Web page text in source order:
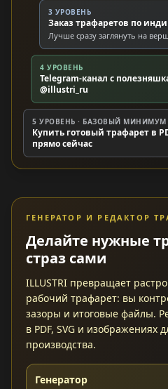
3 УРОВЕНЬ
Заказ трафаретов по
Лучше сразу заглянуть на
4 УРОВЕНЬ
Telegram-канал с
@illustri_ru
5 УРОВЕНЬ · БАЗОВЫЙ МИНИМУМ
Купить готовый трафарет в
прямо сейчас
ГЕНЕРАТОР И РЕДАКТОР
Делайте нужные
страз сами
ILLUSTRI превращает
рабочий трафарет: вы
зазоры и итоговые файлы.
в PDF, SVG и изображениях
производства.
Генератор